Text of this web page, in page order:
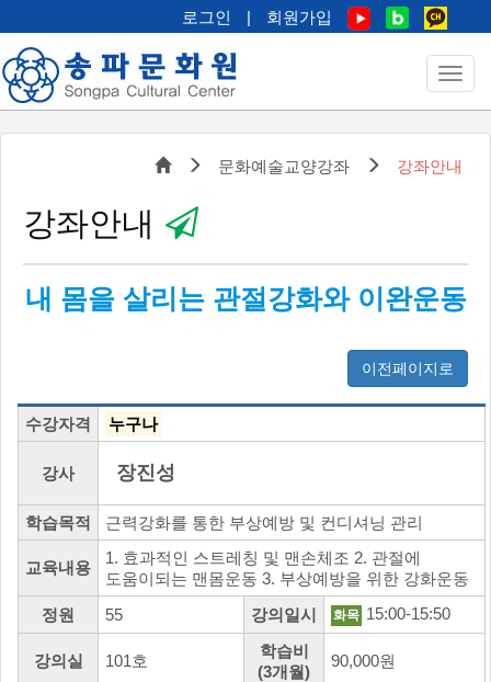
로그인 | 회원가입
문화예술교양강좌 강좌안내
강좌안내
내 몸을 살리는 관절강화와 이완운동
이전페이지로
수강자격 누구나
강사 장진성
학습목적 근력강화를 통한 부상예방 및 컨디셔닝 관리
교육내용
1. 효과적인 스트레칭 및 맨손체조 2. 관절에
도움이되는 맨몸운동 3. 부상예방을 위한 강화운동
정원
55 강의일시 화목 15:00-15:50
강의실 101호
학습비
(3개월)
90,000원